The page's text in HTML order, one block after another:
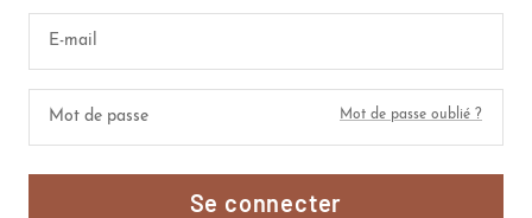
E-mail
Mot de passe Mot de passe oublié ?
Se connecter